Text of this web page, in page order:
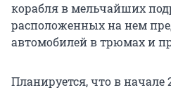
корабля в мельчайших
расположенных на нем
автомобилей в трюмах и
Планируется, что в начале